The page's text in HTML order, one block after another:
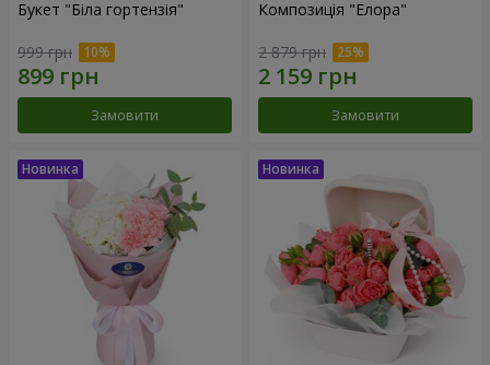
Букет "Біла гортензія"
999 грн
Замовити
Композиція "Елора"
2 879 грн
Замовити